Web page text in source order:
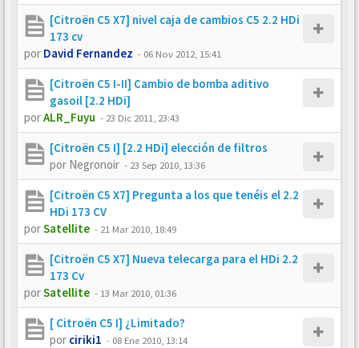
[Citroën C5 X7] nivel caja de cambios C5 2.2 HDi
173 cv
por David Fernandez - 06 Nov 2012, 15:41
[Citroën C5 I-II] Cambio de bomba aditivo
gasoil [2.2 HDi]
porALR_Fuyu - 23 Dic 2011, 23:43
[Citroën C5 I] [2.2 HDi] elección de filtros
por Negronoir - 23 Sep 2010, 13:36
[Citroën C5 X7] Pregunta a los que tenéis el 2.2
HDi 173 CV
porSatellite - 21 Mar 2010, 18:49
[Citroën C5 X7] Nueva telecarga para el HDi 2.2
173 Cv
porSatellite - 13 Mar 2010, 01:36
[ Citroën C5 I] ¿Limitado?
por ciriki1 - 08 Ene 2010, 13:14